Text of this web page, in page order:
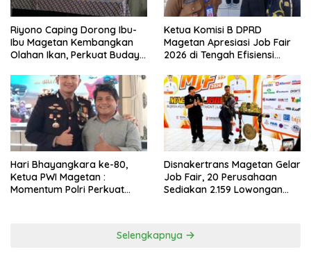
Riyono Caping Dorong Ibu-
Ibu Magetan Kembangkan
Olahan Ikan, Perkuat Budaya
Ketua Komisi B DPRD
Magetan Apresiasi Job Fair
2026 di Tengah Efisiensi
Hari Bhayangkara ke-80,
Ketua PWI Magetan :
Momentum Polri Perkuat
Disnakertrans Magetan Gelar
Job Fair, 20 Perusahaan
Sediakan 2.159 Lowongan
Selengkapnya